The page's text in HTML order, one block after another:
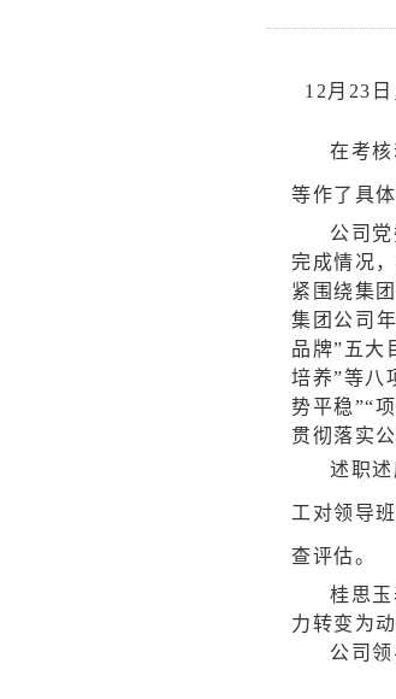
12 月23日
在考
等作了具体
公司
完成情况
紧围绕集
集团公司
品牌”五大
培养”等八
势平稳”“
贯彻落实
述职
工对领导
查评估。
桂思
力转变为
公司